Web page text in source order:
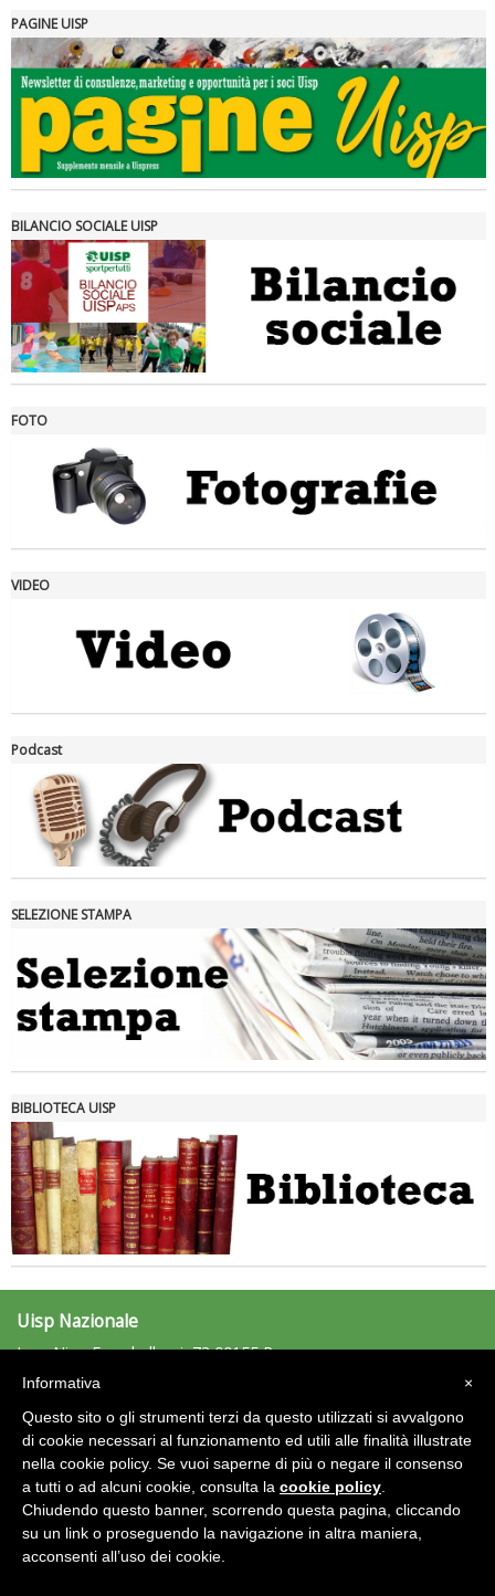
Tiziano Pesce a Radio InBlu2000 traccia il bilancio della stagione
Ddl Lobby, Uisp: “Il Parlamento valorizzi le nostre specificità"
Tiziano Pesce nel Cda di Fondazione Terzjus: prima riunione a
PAGINE UISP
BILANCIO SOCIALE UISP
FOTO
VIDEO
Podcast
SELEZIONE STAMPA
BIBLIOTECA UISP
Uisp Nazionale
L.go Nino Franchellucci, 73 00155 Roma
Tel: 06.439841 - Fax: 06.43984320
C.F.: 97029170582
Area Riservata 2.0
×
Informativa
Questo sito o gli strumenti terzi da questo utilizzati si avvalgono
di cookie necessari al funzionamento ed utili alle finalità illustrate
nella cookie policy. Se vuoi saperne di più o negare il consenso
a tutti o ad alcuni cookie, consulta la cookie policy
Chiudendo questo banner, scorrendo questa pagina, cliccando
su un link o proseguendo la navigazione in altra maniera,
acconsenti all’uso dei cookie.